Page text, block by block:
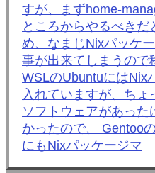
すが、まずhome-
ところからやるべきだ
め、なまじNixパッケ
事が出来てしまうので
WSLのUbuntuにはNix
入れていますが、ち
ソフトウェアがあった
かったので、 Gentoo
にもNixパッケージマ